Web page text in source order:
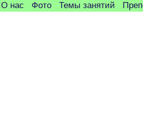
О нас Фото Темы занятий